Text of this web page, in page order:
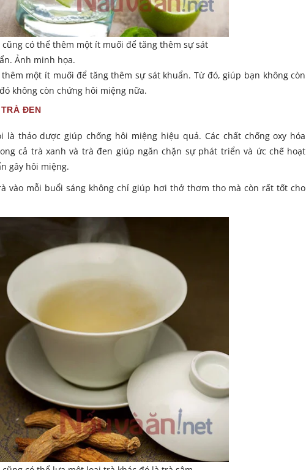
cũng có thể thêm một ít muối để tăng thêm sự sát
Ảnh minh họa.
một ít muối để tăng thêm sự sát khuẩn. Từ đó, giúp bạn không còn
không còn chứng hôi miệng nữa.
ĐEN
là thảo dược giúp chống hôi miệng hiệu quả. Các chất chống oxy hóa
cả trà xanh và trà đen giúp ngăn chặn sự phát triển và ức chế hoạt
gây hôi miệng.
vào mỗi buổi sáng không chỉ giúp hơi thở thơm tho mà còn rất tốt cho